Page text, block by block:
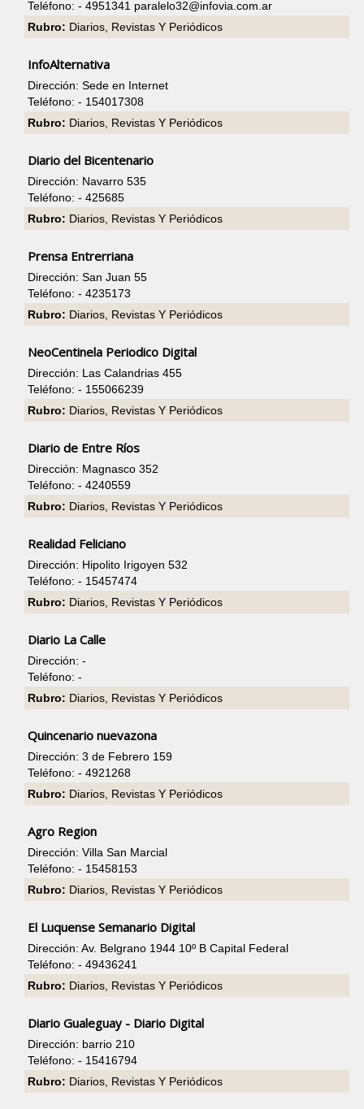
Teléfono: - 4951341 paralelo32@infovia.com.ar
Rubro: Diarios, Revistas Y Periódicos
InfoAlternativa
Dirección: Sede en Internet
Teléfono: - 154017308
Rubro: Diarios, Revistas Y Periódicos
Diario del Bicentenario
Dirección: Navarro 535
Teléfono: - 425685
Rubro: Diarios, Revistas Y Periódicos
Prensa Entrerriana
Dirección: San Juan 55
Teléfono: - 4235173
Rubro: Diarios, Revistas Y Periódicos
NeoCentinela Periodico Digital
Dirección: Las Calandrias 455
Teléfono: - 155066239
Rubro: Diarios, Revistas Y Periódicos
Diario de Entre Ríos
Dirección: Magnasco 352
Teléfono: - 4240559
Rubro: Diarios, Revistas Y Periódicos
Realidad Feliciano
Dirección: Hipolito Irigoyen 532
Teléfono: - 15457474
Rubro: Diarios, Revistas Y Periódicos
Diario La Calle
Dirección: -
Teléfono: -
Rubro: Diarios, Revistas Y Periódicos
Quincenario nuevazona
Dirección: 3 de Febrero 159
Teléfono: - 4921268
Rubro: Diarios, Revistas Y Periódicos
Agro Region
Dirección: Villa San Marcial
Teléfono: - 15458153
Rubro: Diarios, Revistas Y Periódicos
El Luquense Semanario Digital
Dirección: Av. Belgrano 1944 10º B Capital Federal
Teléfono: - 49436241
Rubro: Diarios, Revistas Y Periódicos
Diario Gualeguay - Diario Digital
Dirección: barrio 210
Teléfono: - 15416794
Rubro: Diarios, Revistas Y Periódicos